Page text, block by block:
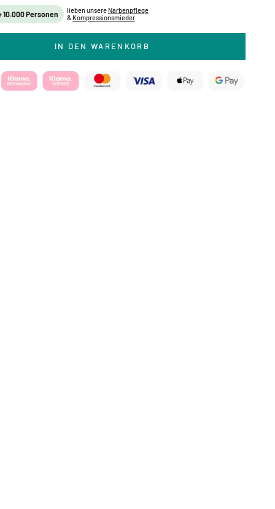
10.000 Personen lieben unsere Narbenpflege
& Kompressionsmieder
IN DEN WARENKORB